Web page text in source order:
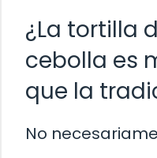
¿La tortilla
cebolla es
que la
No